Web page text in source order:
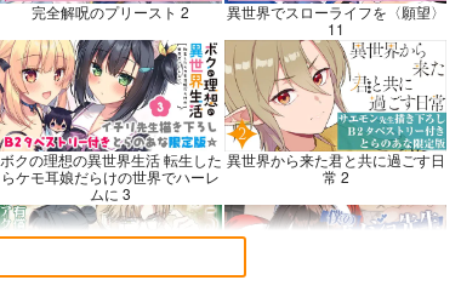
完全解呪のプリースト 2
異世界でスローライフを〈願望〉
11
ボクの理想の異世界生活 転生した
らケモ耳娘だらけの世界でハーレ
ムに 3
異世界から来た君と共に過ごす日
常 2